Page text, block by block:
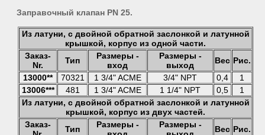
Заправочный клапан PN 25.
Из латуни, с двойной обратной заслонкой и латунной
крышкой, корпус из одной части.
Заказ-
Nr.
Тип
Размеры -
вход
Размеры -
выход
Вес Рис.
13000**
70321 1 3/4" ACME 3/4" NPT 0,4
1
13006***
481 1 3/4" ACME 1 1/4" NPT 0,5
1
Из латуни, с двойной обратной заслонкой и латунной
крышкой, корпус из двух частей.
Заказ-
Тип
Размеры -
Размеры -
Вес Рис.